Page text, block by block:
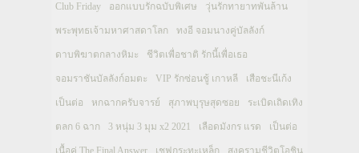
Club Friday ออกแบบรักฉบับพิเศษ วุ่นรักทายาทพันล้าน
พระพุทธเจ้ามหาศาสดาโลก ทงอี จอมนางคู่บัลลังก์
ดาบพิฆาตกลางหิมะ ชีวิตเพื่อชาติ รักนี้เพื่อเธอ
จอมราชันบัลลังก์อมตะ VIP รักซ่อนชู้ เกาหลี เสือชะนีเก้ง
เป็นต่อ หกฉากครับจารย์ สุภาพบุรุษสุดซอย ระเบิดเถิดเทิง
ตลก 6 ฉาก 3 หนุ่ม 3 มุม x2 2021 เลือดมังกร แรด เป็นต่อ
เนื้อคู่ The Final Answer เชฟกระทะเหล็ก สงครามชีวิตโอชิน